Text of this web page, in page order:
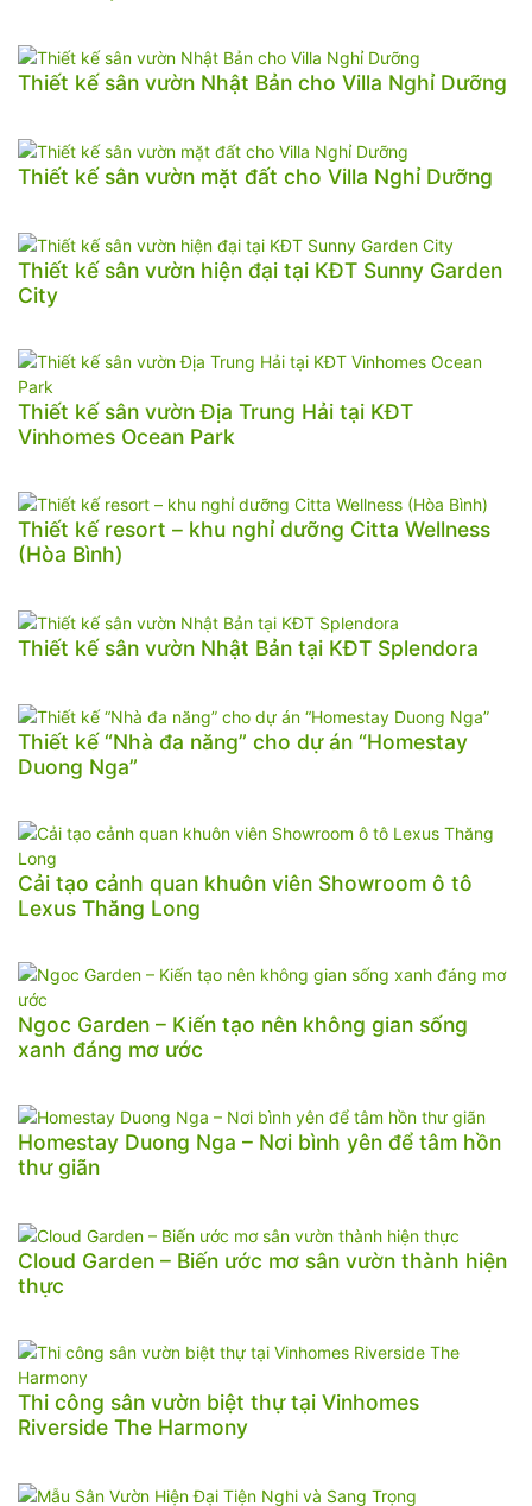
Thiết kế sân vườn Nhật Bản cho Villa Nghỉ Dưỡng
Thiết kế sân vườn mặt đất cho Villa Nghỉ Dưỡng
Thiết kế sân vườn hiện đại tại KĐT Sunny Garden
City
Thiết kế sân vườn Địa Trung Hải tại KĐT
Vinhomes Ocean Park
Thiết kế resort – khu nghỉ dưỡng Citta Wellness
(Hòa Bình)
Thiết kế sân vườn Nhật Bản tại KĐT Splendora
Thiết kế “Nhà đa năng” cho dự án “Homestay
Duong Nga”
Cải tạo cảnh quan khuôn viên Showroom ô tô
Lexus Thăng Long
Ngoc Garden – Kiến tạo nên không gian sống
xanh đáng mơ ước
Homestay Duong Nga – Nơi bình yên để tâm hồn
thư giãn
Cloud Garden – Biến ước mơ sân vườn thành hiện
thực
Thi công sân vườn biệt thự tại Vinhomes
Riverside The Harmony